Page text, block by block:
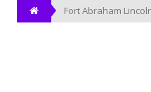
Fort Abraham